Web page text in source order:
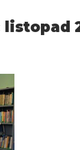
listopad